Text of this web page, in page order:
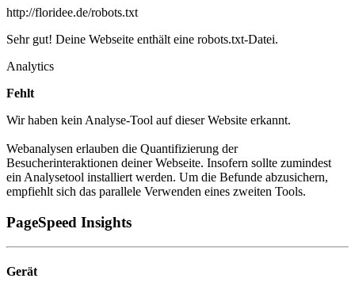
http://floridee.de/robots.txt
Sehr gut! Deine Webseite enthält eine robots.txt-Datei.
Analytics
Fehlt
Wir haben kein Analyse-Tool auf dieser Website erkannt.
Webanalysen erlauben die Quantifizierung der
Besucherinteraktionen deiner Webseite. Insofern sollte zumindest
ein Analysetool installiert werden. Um die Befunde abzusichern,
empfiehlt sich das parallele Verwenden eines zweiten Tools.
PageSpeed Insights
Gerät